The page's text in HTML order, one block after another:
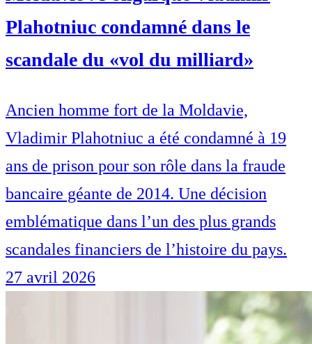
Plahotniuc condamné dans le
scandale du «vol du milliard»
Ancien homme fort de la Moldavie,
Vladimir Plahotniuc a été condamné à 19
ans de prison pour son rôle dans la fraude
bancaire géante de 2014. Une décision
emblématique dans l’un des plus grands
scandales financiers de l’histoire du pays.
27 avril 2026